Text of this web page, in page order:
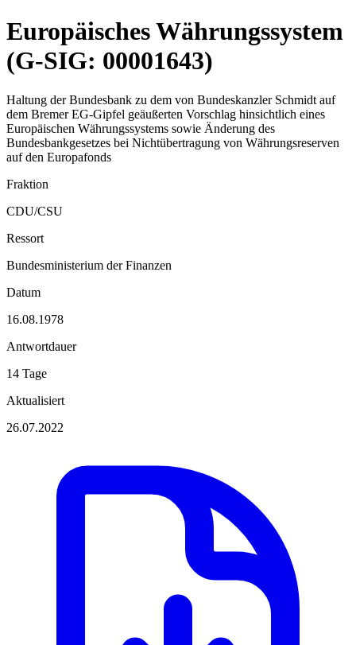
Europäisches Währungssystem
(G-SIG: 00001643)
Haltung der Bundesbank zu dem von Bundeskanzler Schmidt auf
dem Bremer EG-Gipfel geäußerten Vorschlag hinsichtlich eines
Europäischen Währungssystems sowie Änderung des
Bundesbankgesetzes bei Nichtübertragung von Währungsreserven
auf den Europafonds
Fraktion
CDU/CSU
Ressort
Bundesministerium der Finanzen
Datum
16.08.1978
Antwortdauer
14 Tage
Aktualisiert
26.07.2022